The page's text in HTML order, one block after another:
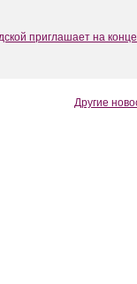
приглашает на
Другие